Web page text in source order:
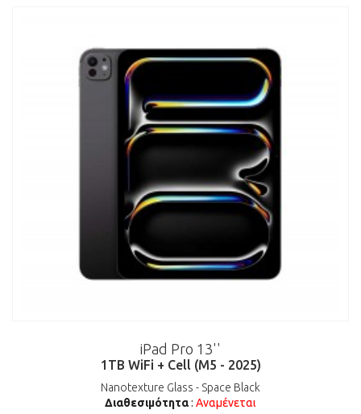
iPad Pro 13''
1TB WiFi + Cell (M5 - 2025)
Nanotexture Glass - Space Black
Διαθεσιμότητα: Αναμένεται